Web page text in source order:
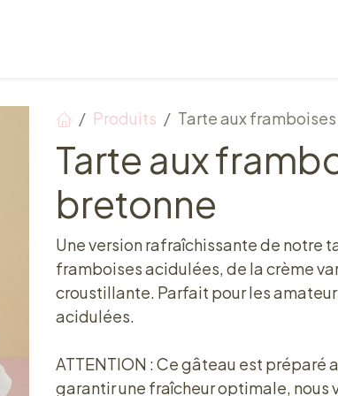
Produits Tarte aux
Tarte aux
bretonne
Une version rafraîchissante de notre
framboises acidulées, de la crème
croustillante. Parfait pour les
acidulées.
ATTENTION : Ce gâteau est préparé
garantir une fraîcheur optimale, nous